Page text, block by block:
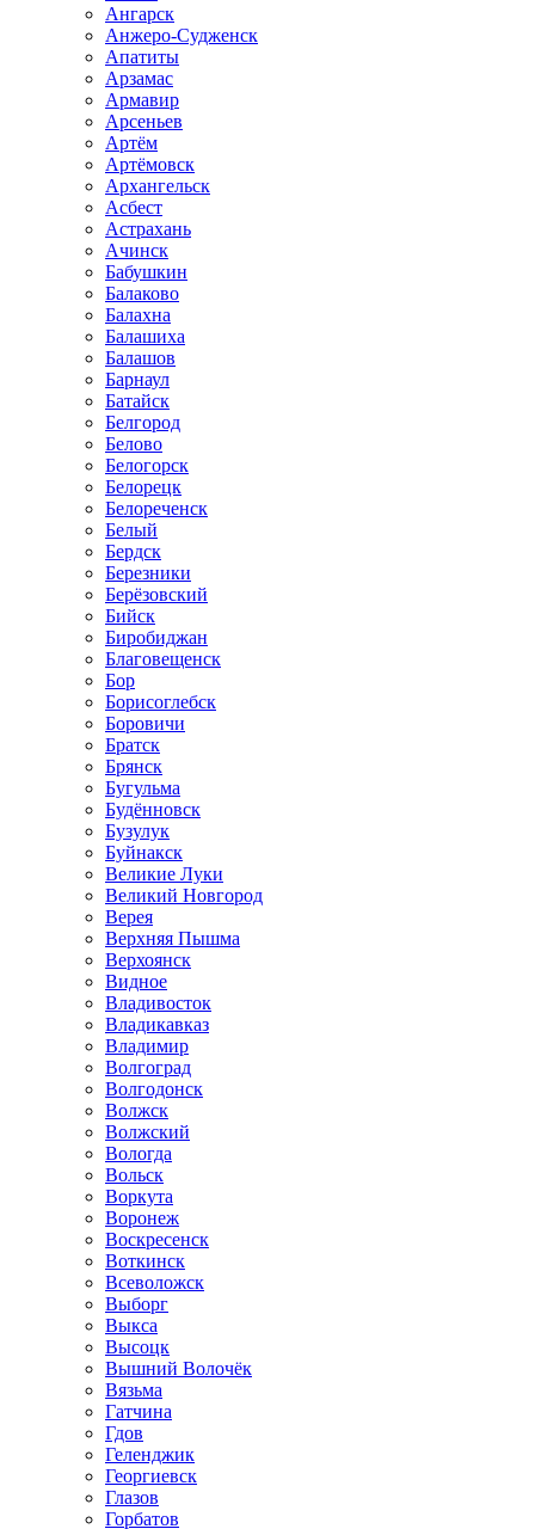
Ангарск
Анжеро-Судженск
Апатиты
Арзамас
Армавир
Арсеньев
Артём
Артёмовск
Архангельск
Асбест
Астрахань
Ачинск
Бабушкин
Балаково
Балахна
Балашиха
Балашов
Барнаул
Батайск
Белгород
Белово
Белогорск
Белорецк
Белореченск
Белый
Бердск
Березники
Берёзовский
Бийск
Биробиджан
Благовещенск
Бор
Борисоглебск
Боровичи
Братск
Брянск
Бугульма
Будённовск
Бузулук
Буйнакск
Великие Луки
Великий Новгород
Верея
Верхняя Пышма
Верхоянск
Видное
Владивосток
Владикавказ
Владимир
Волгоград
Волгодонск
Волжск
Волжский
Вологда
Вольск
Воркута
Воронеж
Воскресенск
Воткинск
Всеволожск
Выборг
Выкса
Высоцк
Вышний Волочёк
Вязьма
Гатчина
Гдов
Геленджик
Георгиевск
Глазов
Горбатов